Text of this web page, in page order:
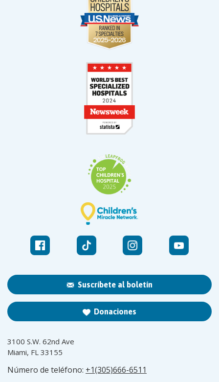
Suscríbete al boletín
Donaciones
3100 S.W. 62nd Ave
Miami, FL 33155
Número de teléfono: +1(305)666-6511